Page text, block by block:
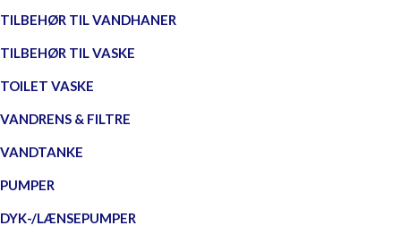
TILBEHØR TIL VANDHANER
TILBEHØR TIL VASKE
TOILET VASKE
VANDRENS & FILTRE
VANDTANKE
PUMPER
DYK-/LÆNSEPUMPER